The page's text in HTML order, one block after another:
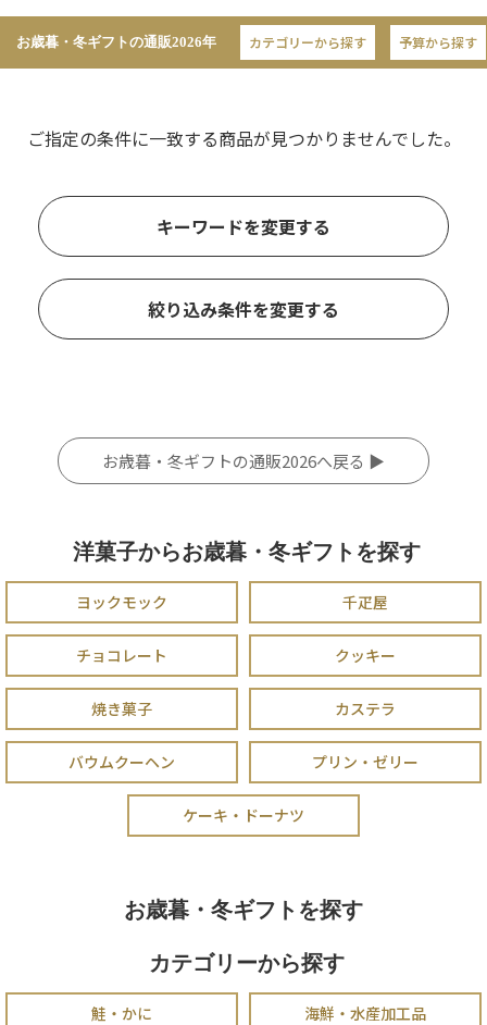
お歳暮・冬ギフトの通販2026年 カテゴリーから探す 予算から探す
ご指定の条件に一致する商品が見つかりませんでした。
キーワードを変更する
絞り込み条件を変更する
お歳暮・冬ギフトの通販2026へ戻る ▶
洋菓子からお歳暮・冬ギフトを探す
ヨックモック 千疋屋
チョコレート クッキー
焼き菓子 カステラ
バウムクーヘン プリン・ゼリー
ケーキ・ドーナツ
お歳暮・冬ギフトを探す
カテゴリーから探す
鮭・かに 海鮮・水産加工品